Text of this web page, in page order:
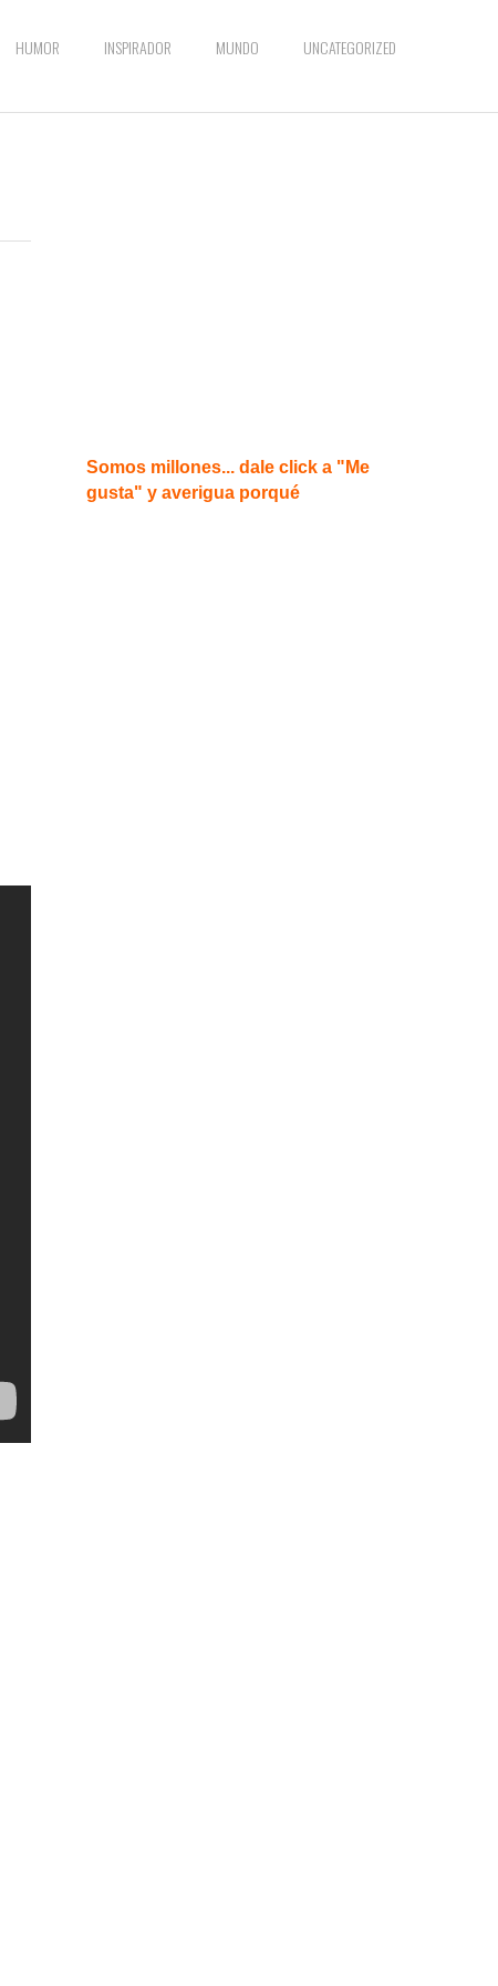
HUMOR INSPIRADOR MUNDO UNCATEGORIZED
Somos millones... dale click a "Me
gusta" y averigua porqué